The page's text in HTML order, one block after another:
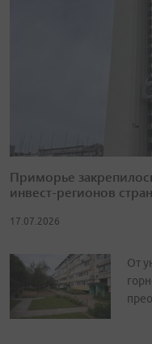
Приморье
инвест-регионов
17.07.2026
От